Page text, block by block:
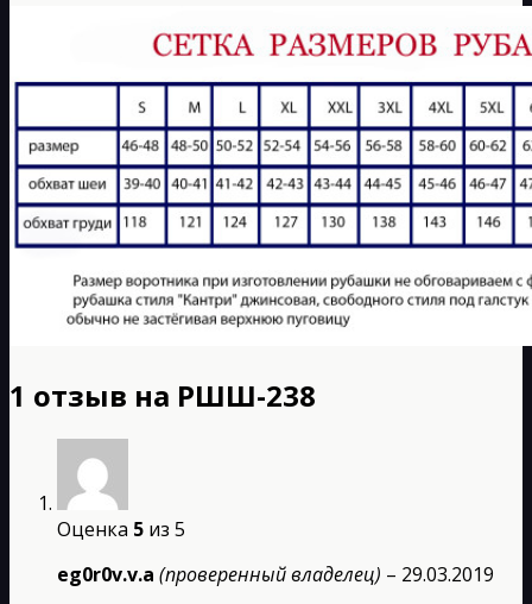
1 отзыв на РШШ-238
Оценка 5 из 5
eg0r0v.v.a (проверенный владелец) – 29.03.2019